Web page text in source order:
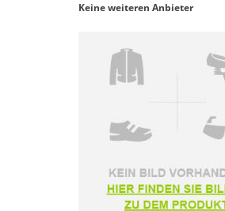
Keine weiteren Anbieter